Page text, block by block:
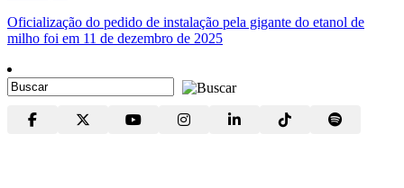
Oficialização do pedido de instalação pela gigante do etanol de
milho foi em 11 de dezembro de 2025